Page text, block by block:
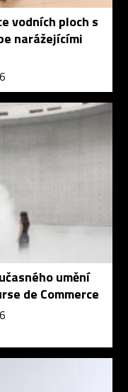
vodních ploch s
narážejícími
umění
de Commerce